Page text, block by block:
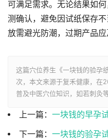
可满足需求。无论结果如
测确认，避免因试纸保存
放需避光防潮，过期产品应
这篇穴位养生《一块钱的验孕
次，本文来源于复禾健康，
普及中医穴位知识，如若刺灸
上一篇： 一块钱的早孕
下一篇： 一块钱的验孕